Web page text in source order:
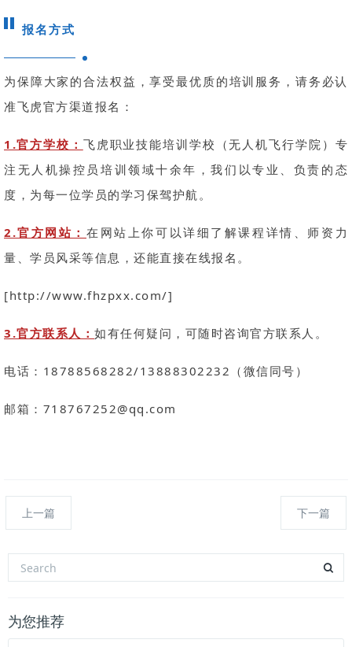
报名方式
为保障大家的合法权益，享受最优质的培训服务，请务必认
准飞虎官方渠道报名：
1.官方学校： 飞虎职业技能培训学校（无人机飞行学院）专
注无人机操控员培训领域十余年，我们以专业、负责的态
度，为每一位学员的学习保驾护航。
2.官方网站： 在网站上你可以详细了解课程详情、师资力
量、学员风采等信息，还能直接在线报名。
[http://www.fhzpxx.com/]
3.官方联系人： 如有任何疑问，可随时咨询官方联系人。
电话：18788568282/13888302232（微信同号）
邮箱：718767252@qq.com
上一篇 下一篇
为您推荐